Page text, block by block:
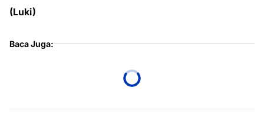
(Luki)
Baca Juga: